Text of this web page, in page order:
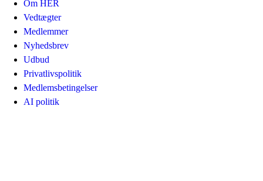
Om HER
Vedtægter
Medlemmer
Nyhedsbrev
Udbud
Privatlivspolitik
Medlemsbetingelser
AI politik